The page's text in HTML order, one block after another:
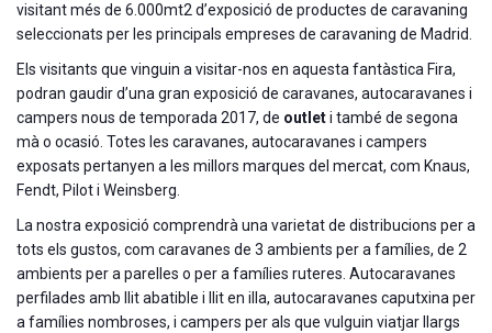
visitant més de 6.000mt2 d’exposició de productes de caravaning
seleccionats per les principals empreses de caravaning de Madrid.
Els visitants que vinguin a visitar-nos en aquesta fantàstica Fira,
podran gaudir d’una gran exposició de caravanes, autocaravanes i
campers nous de temporada 2017, de outleti també de segona
mà o ocasió. Totes les caravanes, autocaravanes i campers
exposats pertanyen a les millors marques del mercat, com Knaus,
Fendt, Pilot i Weinsberg.
La nostra exposició comprendrà una varietat de distribucions per a
tots els gustos, com caravanes de 3 ambients per a famílies, de 2
ambients per a parelles o per a famílies ruteres. Autocaravanes
perfilades amb llit abatible i llit en illa, autocaravanes caputxina per
a famílies nombroses, i campers per als que vulguin viatjar llargs